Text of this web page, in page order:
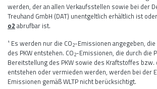
werden, der an allen Verkaufsstellen sowie bei der
Treuhand GmbH (DAT) unentgeltlich erhältlich ist
o2 abrufbar ist.
¹ Es werden nur die CO2-Emissionen angegeben,
des PKW entstehen. CO2-Emissionen, die durch die
Bereitstellung des PKW sowie des Kraftstoffes
entstehen oder vermieden werden, werden bei der
Emissionen gemäß WLTP nicht berücksichtigt.